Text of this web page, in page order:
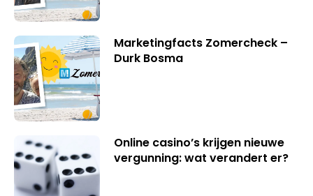
Marketingfacts Zomercheck –
Durk Bosma
Online casino’s krijgen nieuwe
vergunning: wat verandert er?